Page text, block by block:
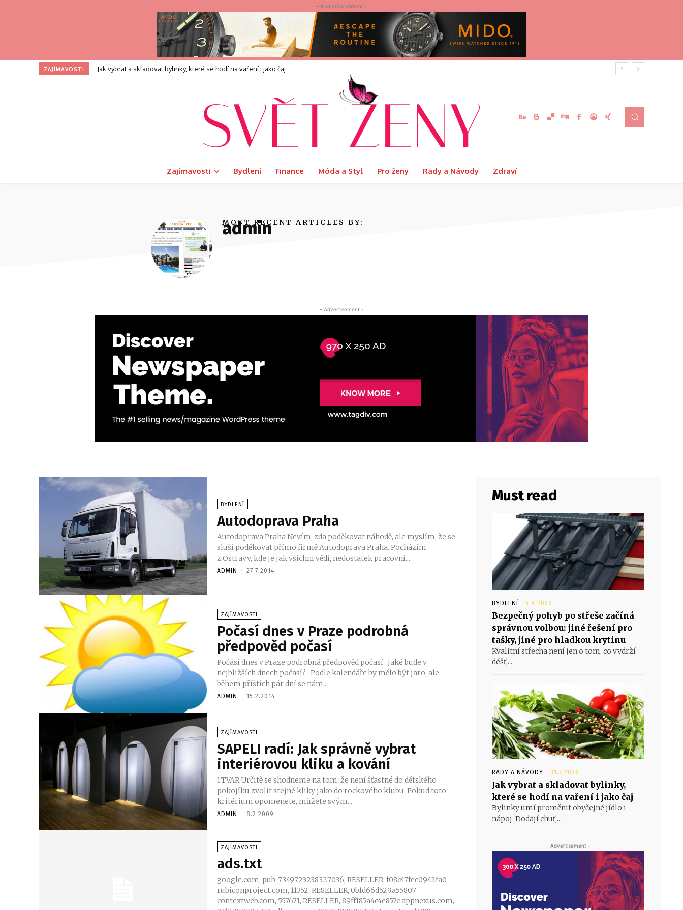
- Komerční sdělení -
ZAJÍMAVOSTI Jak vybrat a skladovat bylinky, které se hodí na vaření i jako čaj
Profesní zkouška pro kouče: Co přesně přináší?
Zajímavosti Bydlení Finance Móda a Styl Pro ženy Rady a Návody Zdraví
MOST RECENT ARTICLES BY:
admin
- Advertisement -
BYDLENÍ
Autodoprava Praha
Autodoprava Praha Nevím, zda poděkovat náhodě, ale myslím, že se
sluší poděkovat přímo firmě Autodoprava Praha. Pocházím
z Ostravy, kde je jak všichni vědí, nedostatek pracovní...
ADMIN - 27.7.2014
ZAJÍMAVOSTI
Počasí dnes v Praze podrobná
předpověd počasí
Počasí dnes v Praze podrobná předpověd počasí Jaké bude v
nejbližších dnech počasí? Podle kalendáře by mělo být jaro, ale
během příštích pár dní se nám...
ADMIN - 15.2.2014
ZAJÍMAVOSTI
SAPELI radí: Jak správně vybrat
interiérovou kliku a kování
1.TVAR Určitě se shodneme na tom, že není šťastné do dětského
pokojíku zvolit stejné kliky jako do rockového klubu. Pokud toto
kritérium opomenete, můžete svým...
ADMIN - 8.2.2009
ZAJÍMAVOSTI
ads.txt
google.com, pub-7349723238327036, RESELLER, f08c47fec0942fa0
rubiconproject.com, 11352, RESELLER, 0bfd66d529a55807
contextweb.com, 557671, RESELLER, 89ff185a4c4e857c appnexus.com,
Must read
BYDLENÍ 4.8.2026
Bezpečný pohyb po střeše začíná
správnou volbou: jiné řešení pro
tašky, jiné pro hladkou krytinu
Kvalitní střecha není jen o tom, co vydrží
déšť,...
RADY A NÁVODY 31.7.2026
Jak vybrat a skladovat bylinky,
které se hodí na vaření i jako čaj
Bylinky umí proměnit obyčejné jídlo i
nápoj. Dodají chuť,...
- Advertisement -